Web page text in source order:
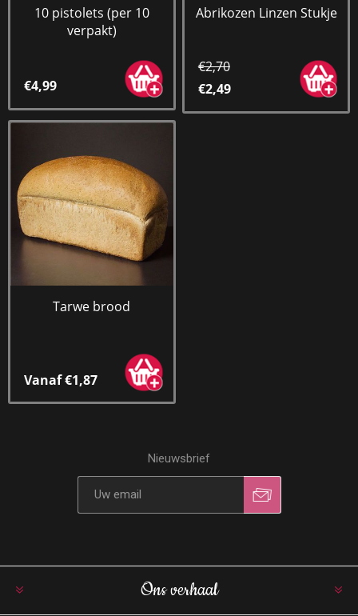
10 pistolets (per 10
verpakt)
€4,99
Abrikozen Linzen Stukje
€2,70
€2,49
Tarwe brood
Vanaf €1,87
Nieuwsbrief
Ons verhaal